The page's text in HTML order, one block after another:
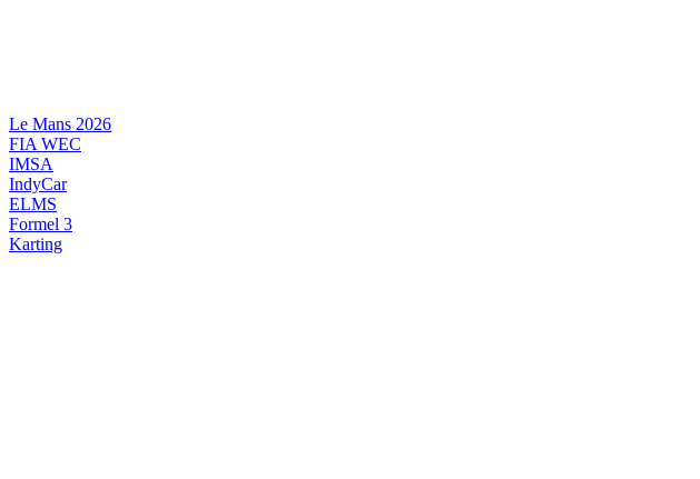
Le Mans 2026
FIA WEC
IMSA
IndyCar
ELMS
Formel 3
Karting